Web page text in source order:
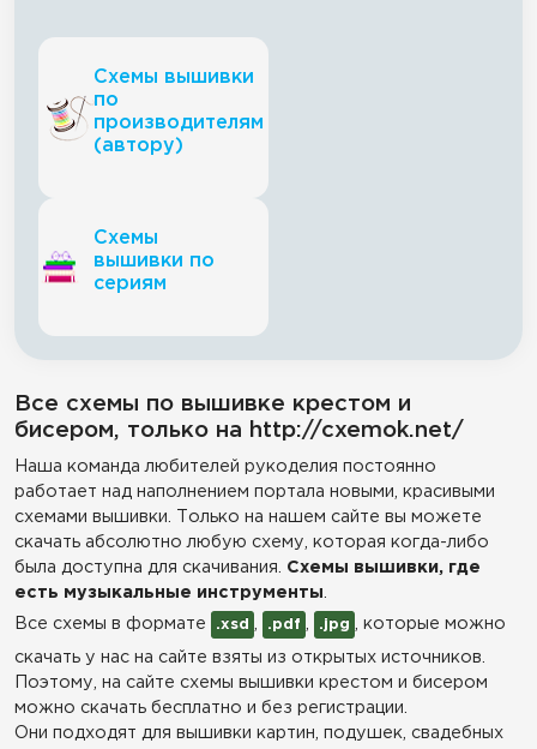
Схемы вышивки
по
производителям
(автору)
Схемы
вышивки по
сериям
Все схемы по вышивке крестом и
бисером, только на http://cxemok.net/
Наша команда любителей рукоделия постоянно
работает над наполнением портала новыми, красивыми
схемами вышивки. Только на нашем сайте вы можете
скачать абсолютно любую схему, которая когда-либо
была доступна для скачивания. Схемы вышивки, где
есть музыкальные инструменты
Все схемы в формате
.xsd .pdf .jpg , которые можно
скачать у нас на сайте взяты из открытых источников.
Поэтому, на сайте схемы вышивки крестом и бисером
можно скачать бесплатно и без регистрации.
Они подходят для вышивки картин, подушек, свадебных